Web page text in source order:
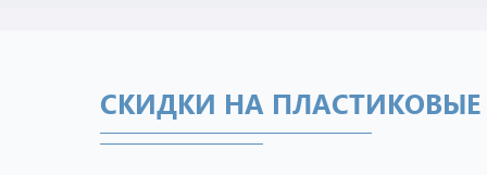
СКИДКИ НА ПЛАСТИКОВЫЕ